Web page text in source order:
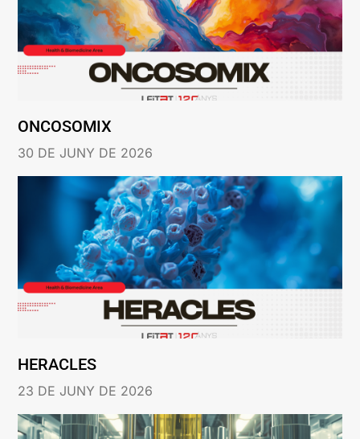
ONCOSOMIX
30 DE JUNY DE 2026
HERACLES
23 DE JUNY DE 2026